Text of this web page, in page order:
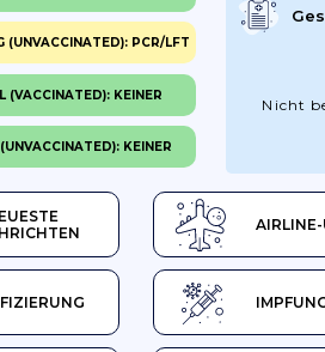
Nicht
(UNVACCINATED): PCR/LFT
(VACCINATED): KEINER
KEINER